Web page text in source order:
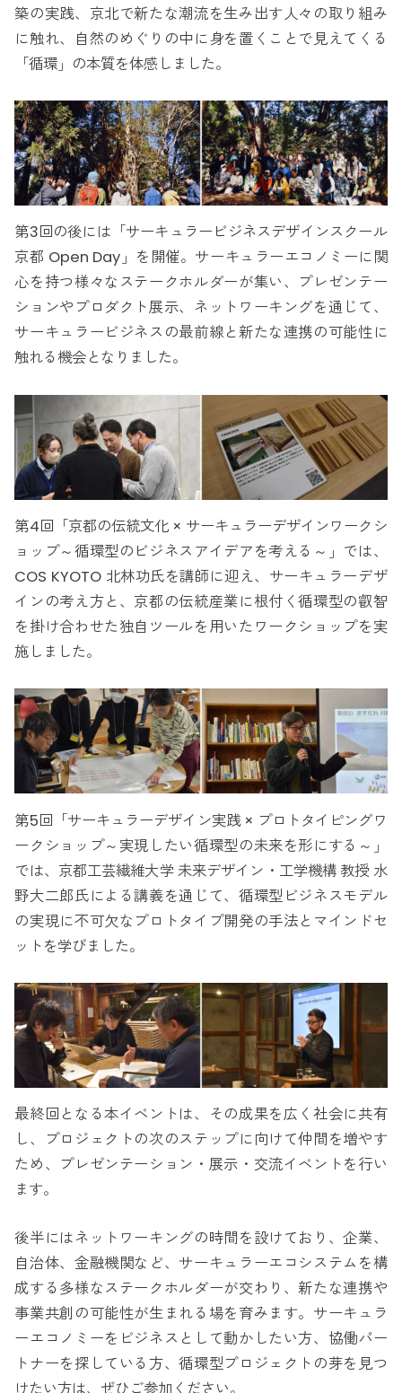
築の実践、京北で新たな潮流を生み出す人々の取り組み
に触れ、自然のめぐりの中に身を置くことで見えてくる
「循環」の本質を体感しました。
第3回の後には「サーキュラービジネスデザインスクール
京都 Open Day」を開催。サーキュラーエコノミーに関
心を持つ様々なステークホルダーが集い、プレゼンテー
ションやプロダクト展示、ネットワーキングを通じて、
サーキュラービジネスの最前線と新たな連携の可能性に
触れる機会となりました。
第4回「京都の伝統文化 × サーキュラーデザインワークシ
ョップ～循環型のビジネスアイデアを考える～」では、
COS KYOTO 北林功氏を講師に迎え、サーキュラーデザ
インの考え方と、京都の伝統産業に根付く循環型の叡智
を掛け合わせた独自ツールを用いたワークショップを実
施しました。
第5回「サーキュラーデザイン実践 × プロトタイピングワ
ークショップ～実現したい循環型の未来を形にする～」
では、京都工芸繊維大学 未来デザイン・工学機構 教授 水
野大二郎氏による講義を通じて、循環型ビジネスモデル
の実現に不可欠なプロトタイプ開発の手法とマインドセ
ットを学びました。
最終回となる本イベントは、その成果を広く社会に共有
し、プロジェクトの次のステップに向けて仲間を増やす
ため、プレゼンテーション・展示・交流イベントを行い
ます。
後半にはネットワーキングの時間を設けており、企業、
自治体、金融機関など、サーキュラーエコシステムを構
成する多様なステークホルダーが交わり、新たな連携や
事業共創の可能性が生まれる場を育みます。サーキュラ
ーエコノミーをビジネスとして動かしたい方、協働パー
トナーを探している方、循環型プロジェクトの芽を見つ